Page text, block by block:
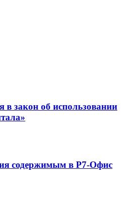
в закон об использовании
содержимым в Р7-Офис